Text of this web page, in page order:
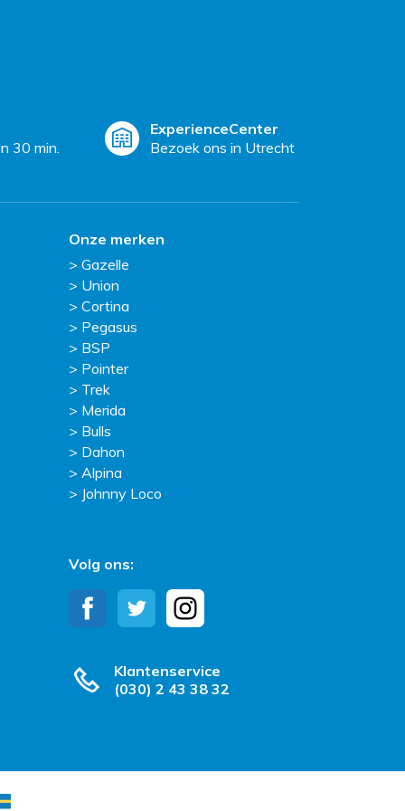
30 min.
ExperienceCenter
Bezoek ons in Utrecht
Onze merken
Gazelle
Union
Cortina
Pegasus
BSP
Pointer
Trek
Merida
Bulls
Dahon
Alpina
Johnny Loco
Volg ons:
Klantenservice
(030) 2 43 38 32